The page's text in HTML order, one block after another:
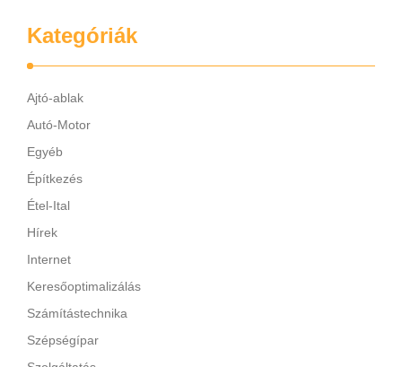
Kategóriák
Ajtó-ablak
Autó-Motor
Egyéb
Építkezés
Étel-Ital
Hírek
Internet
Keresőoptimalizálás
Számítástechnika
Szépségípar